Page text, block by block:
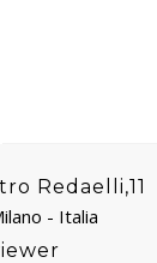
Redaelli,11
- Italia